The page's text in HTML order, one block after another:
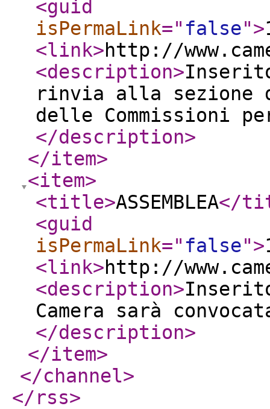
<guid
isPermaLink=" false">
<link>http://
<description>
rinvia alla sezione
delle Commissioni
</description>
</item>
<item>
<title>ASSEMBLEA</
<guid
isPermaLink=" false">
<link>http://
<description>
Camera sarà
</description>
</item>
</channel>
</rss>